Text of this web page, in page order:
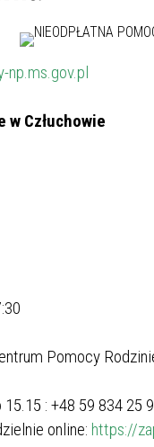
np.ms.gov.pl
Człuchowie
Pomocy
: +48 59 834 25
online: https://